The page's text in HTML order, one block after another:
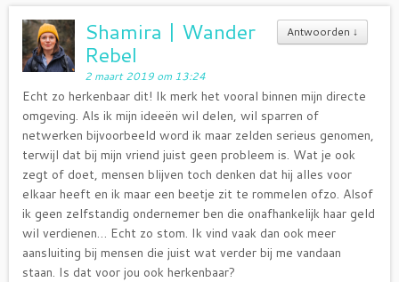
Antwoorden ↓
Shamira | Wander
Rebel
2 maart 2019 om 13:24
Echt zo herkenbaar dit! Ik merk het vooral binnen mijn directe
omgeving. Als ik mijn ideeën wil delen, wil sparren of
netwerken bijvoorbeeld word ik maar zelden serieus genomen,
terwijl dat bij mijn vriend juist geen probleem is. Wat je ook
zegt of doet, mensen blijven toch denken dat hij alles voor
elkaar heeft en ik maar een beetje zit te rommelen ofzo. Alsof
ik geen zelfstandig ondernemer ben die onafhankelijk haar geld
wil verdienen… Echt zo stom. Ik vind vaak dan ook meer
aansluiting bij mensen die juist wat verder bij me vandaan
staan. Is dat voor jou ook herkenbaar?